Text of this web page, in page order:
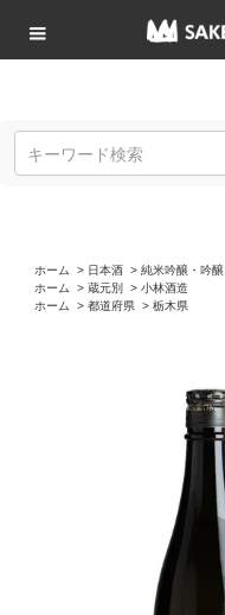
ホーム > 日本酒 > 純米吟醸・吟醸
ホーム
> 蔵元別 > 小林酒造
ホーム
> 都道府県 > 栃木県